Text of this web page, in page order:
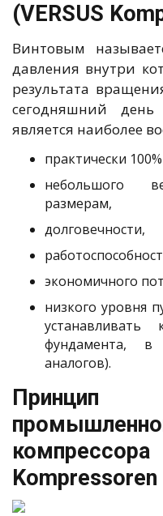
(VERSUS
Винтовым
давления внутри
результата
сегодняшний
является наиболее
практически
небольшого
размерам,
долговечности,
экономичного
низкого уровня
устанавливать
фундамента,
аналогов).
Kompressoren